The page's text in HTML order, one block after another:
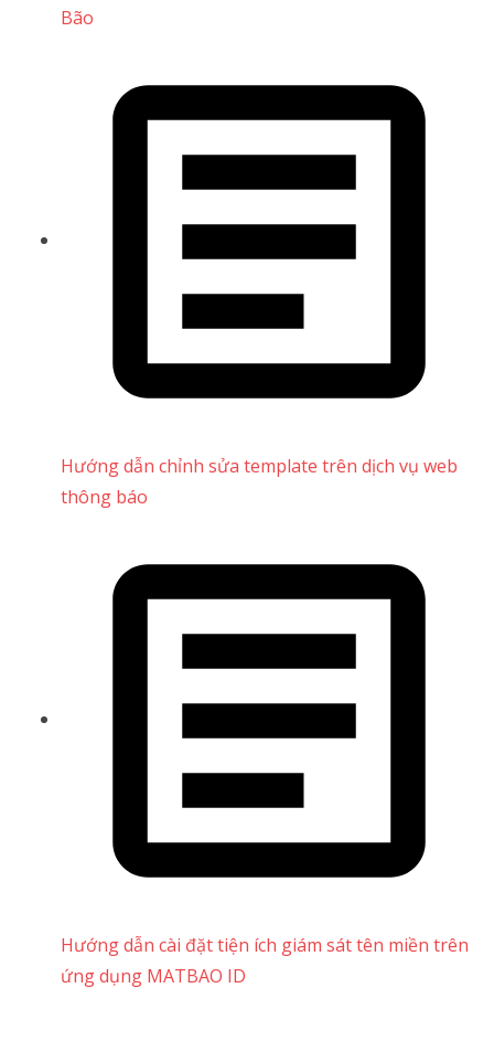
Bão
Hướng dẫn chỉnh sửa template trên dịch vụ web
thông báo
Hướng dẫn cài đặt tiện ích giám sát tên miền trên
ứng dụng MATBAO ID